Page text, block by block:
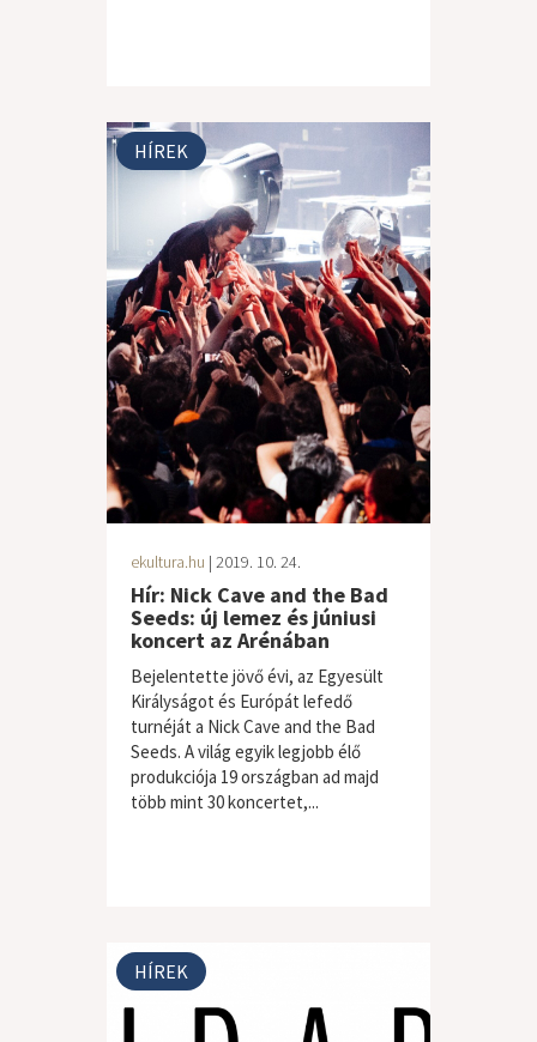
HÍREK
ekultura.hu | 2019. 10. 24.
Hír: Nick Cave and the Bad
Seeds: új lemez és júniusi
koncert az Arénában
Bejelentette jövő évi, az Egyesült
Királyságot és Európát lefedő
turnéját a Nick Cave and the Bad
Seeds. A világ egyik legjobb élő
produkciója 19 országban ad majd
több mint 30 koncertet,...
HÍREK